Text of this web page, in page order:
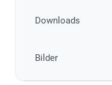
Downloads
Bilder